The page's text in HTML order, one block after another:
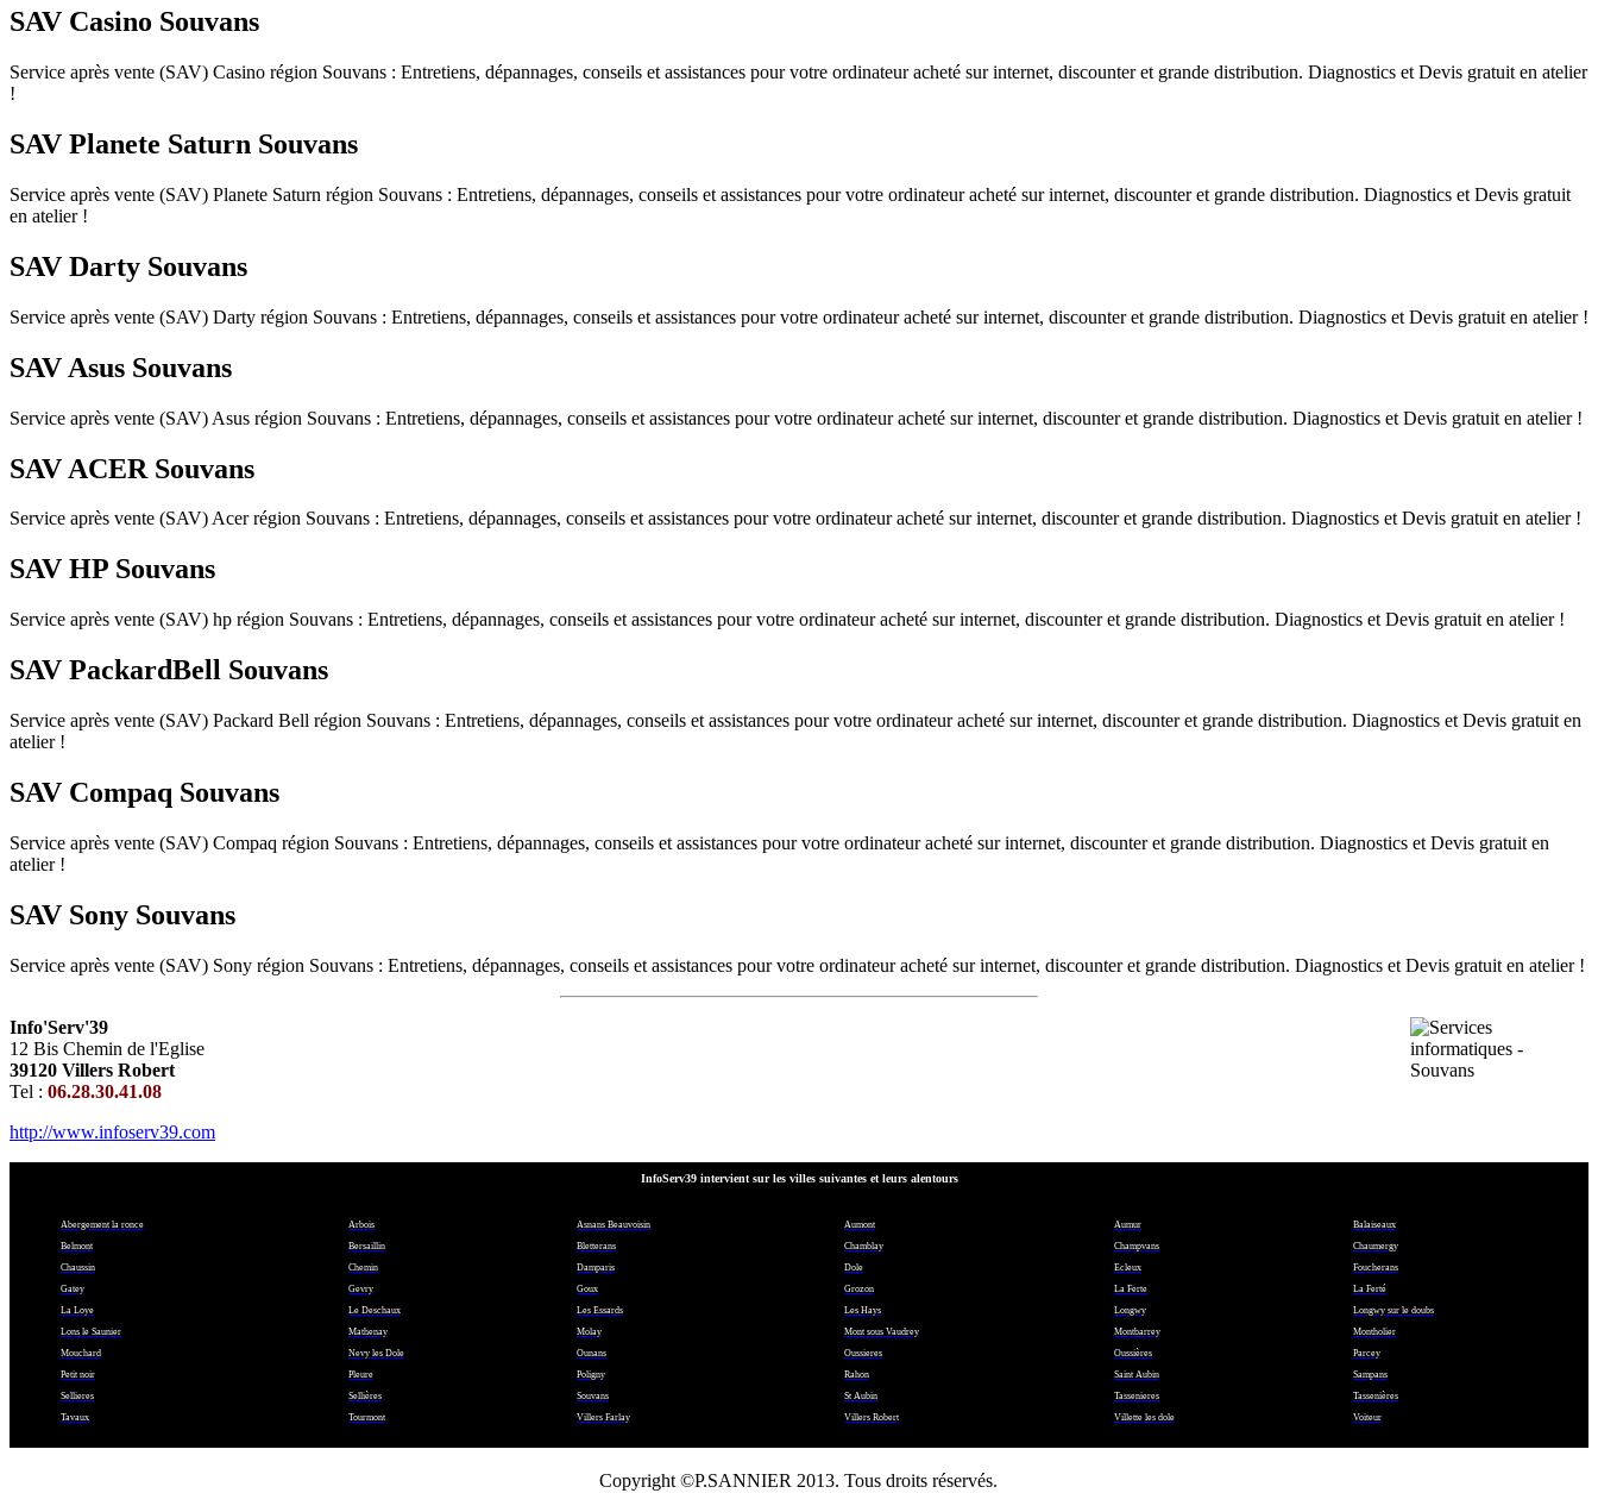
SAV Casino Souvans
Service après vente (SAV) Casino région Souvans : Entretiens, dépannages, conseils et assistances pour votre ordinateur acheté sur internet, discounter et grande distribution. Diagnostics et Devis gratuit en atelier
!
SAV Planete Saturn Souvans
Service après vente (SAV) Planete Saturn région Souvans : Entretiens, dépannages, conseils et assistances pour votre ordinateur acheté sur internet, discounter et grande distribution. Diagnostics et Devis gratuit
en atelier !
SAV Darty Souvans
Service après vente (SAV) Darty région Souvans : Entretiens, dépannages, conseils et assistances pour votre ordinateur acheté sur internet, discounter et grande distribution. Diagnostics et Devis gratuit en atelier !
SAV Asus Souvans
Service après vente (SAV) Asus région Souvans : Entretiens, dépannages, conseils et assistances pour votre ordinateur acheté sur internet, discounter et grande distribution. Diagnostics et Devis gratuit en atelier !
SAV ACER Souvans
Service après vente (SAV) Acer région Souvans : Entretiens, dépannages, conseils et assistances pour votre ordinateur acheté sur internet, discounter et grande distribution. Diagnostics et Devis gratuit en atelier !
SAV HP Souvans
Service après vente (SAV) hp région Souvans : Entretiens, dépannages, conseils et assistances pour votre ordinateur acheté sur internet, discounter et grande distribution. Diagnostics et Devis gratuit en atelier !
SAV PackardBell Souvans
Service après vente (SAV) Packard Bell région Souvans : Entretiens, dépannages, conseils et assistances pour votre ordinateur acheté sur internet, discounter et grande distribution. Diagnostics et Devis gratuit en
atelier !
SAV Compaq Souvans
Service après vente (SAV) Compaq région Souvans : Entretiens, dépannages, conseils et assistances pour votre ordinateur acheté sur internet, discounter et grande distribution. Diagnostics et Devis gratuit en
atelier !
SAV Sony Souvans
Service après vente (SAV) Sony région Souvans : Entretiens, dépannages, conseils et assistances pour votre ordinateur acheté sur internet, discounter et grande distribution. Diagnostics et Devis gratuit en atelier !
Info'Serv'39
12 Bis Chemin de l'Eglise
39120 Villers Robert
Tel : 06.28.30.41.08
http://www.infoserv39.com
InfoServ39 intervient sur les villes suivantes et leurs alentours
Abergement la ronce
Belmont
Chaussin
Gatey
La Loye
Lons le Saunier
Mouchard
Petit noir
Sellieres
Tavaux
Arbois
Bersaillin
Chemin
Gevry
Le Deschaux
Mathenay
Nevy les Dole
Pleure
Sellières
Tourmont
Asnans Beauvoisin
Bletterans
Damparis
Goux
Les Essards
Molay
Ounans
Poligny
Souvans
Villers Farlay
Aumont
Chamblay
Dole
Grozon
Les Hays
Mont sous Vaudrey
Oussieres
Rahon
St Aubin
Villers Robert
Aumur
Champvans
Ecleux
La Ferte
Longwy
Montbarrey
Oussières
Saint Aubin
Tassenieres
Villette les dole
Balaiseaux
Chaumergy
Foucherans
La Ferté
Longwy sur le doubs
Montholier
Parcey
Sampans
Tassenières
Voiteur
Copyright ©P.SANNIER 2013. Tous droits réservés.